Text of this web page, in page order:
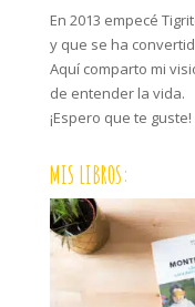
En 2013 empecé
y que se ha
Aquí comparto mi
de entender la vida.
¡Espero que te guste!
MIS LIBROS: